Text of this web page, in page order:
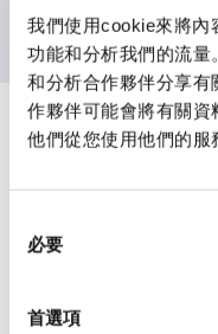
我們使用cookie來將內
功能和分析我們的流
和分析合作夥伴分享有
作夥伴可能會將有關
他們從您使用他們的服
必要
首選項
規格
審美規範
環境規範
功能規格